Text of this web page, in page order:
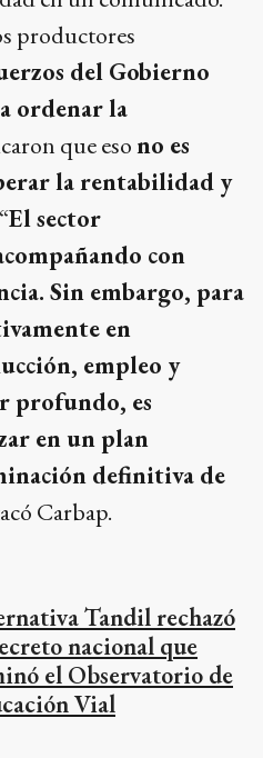
productores
del Gobierno
ordenar la
que esono es
la rentabilidad y
El sector
con
Sin embargo, para
en
empleo y
profundo, es
en un plan
definitiva de
Carbap.
Tandil rechazó
nacional que
el Observatorio de
Vial